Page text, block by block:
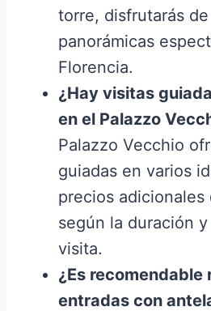
torre, disfrutarás
panorámicas
Florencia.
¿Hay visitas
en el Palazzo
Palazzo Vecchio
guiadas en varios
precios adicionales
según la duración
visita.
¿Es recomendable
entradas con